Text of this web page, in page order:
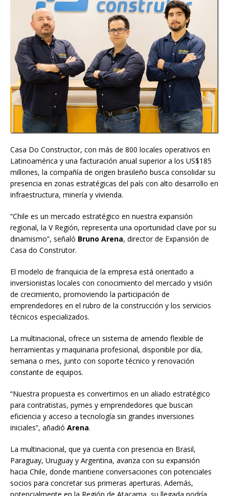
Casa Do Constructor, con más de 800 locales operativos en
Latinoamérica y una facturación anual superior a los US$185
millones, la compañía de origen brasileño busca consolidar su
presencia en zonas estratégicas del país con alto desarrollo en
infraestructura, minería y vivienda.
“Chile es un mercado estratégico en nuestra expansión
regional, la V Región, representa una oportunidad clave por su
dinamismo”, señaló Bruno Arena, director de Expansión de
Casa do Construtor.
El modelo de franquicia de la empresa está orientado a
inversionistas locales con conocimiento del mercado y visión
de crecimiento, promoviendo la participación de
emprendedores en el rubro de la construcción y los servicios
técnicos especializados.
La multinacional, ofrece un sistema de arriendo flexible de
herramientas y maquinaria profesional, disponible por día,
semana o mes, junto con soporte técnico y renovación
constante de equipos.
“Nuestra propuesta es convertirnos en un aliado estratégico
para contratistas, pymes y emprendedores que buscan
eficiencia y acceso a tecnología sin grandes inversiones
iniciales”, añadió Arena.
La multinacional, que ya cuenta con presencia en Brasil,
Paraguay, Uruguay y Argentina, avanza con su expansión
hacia Chile, donde mantiene conversaciones con potenciales
socios para concretar sus primeras aperturas. Además,
potencialmente en la Región de Atacama, su llegada podría